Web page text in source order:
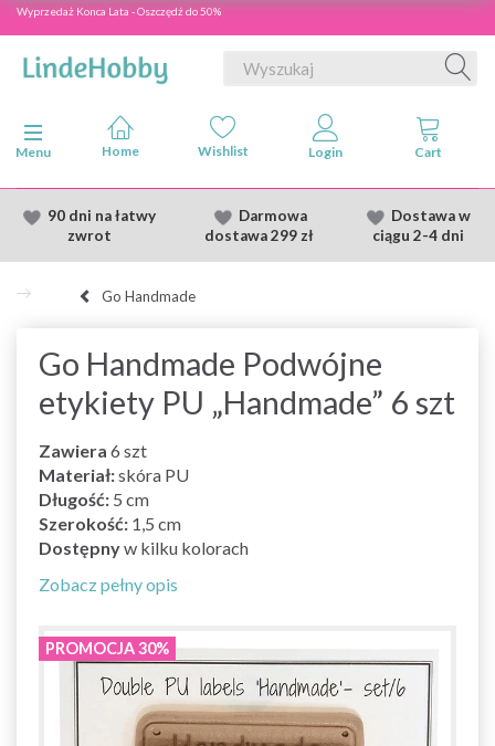
Wyprzedaż Konca Lata - Oszczędź do 50%
Przełącz nawigację
Menu
90 dni na łatwy
zwrot
Darmowa
dostawa299 zł
Dostawaw
ciągu 2-4 dni
Go Handmade
Go Handmade Podwójne
etykiety PU „Handmade” 6 szt
Zawiera 6 szt
Materiał:skóra PU
Długość: 5 cm
Szerokość: 1,5 cm
Dostępnyw kilku kolorach
Zobacz pełny opis
PROMOCJA 30%